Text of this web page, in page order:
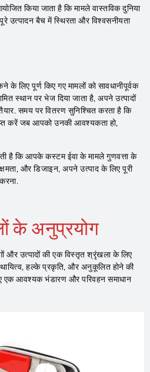
किया जाता है कि मामले वास्तविक दुनिया
उत्पादन बैच में स्थिरता और विश्वसनीयता
के लिए पूर्ण किए गए मामलों को सावधानीपूर्वक
स्थान पर भेज दिया जाता है, अपने उत्पादों
समय पर वितरण सुनिश्चित करता है कि
करें जब आपको उनकी आवश्यकता हो,
है कि आपके कस्टम ईवा के मामले गुणवत्ता के
और डिजाइन, अपने उत्पाद के लिए पूरी
के अनुप्रयोग
और उत्पादों की एक विस्तृत श्रृंखला के लिए
हल्के प्रकृति, और अनुकूलित होने की
एक आवश्यक भंडारण और परिवहन समाधान